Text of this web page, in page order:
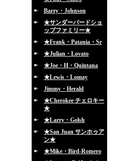
Barry・Johnson
★サンダーバードショ
ップファミリー★
★Frank・Patania・Sr
★Julian・Lovato
★Joe・H・Quintana
★Lewis・Lomay
Jimmy・Herald
★Cherokee チェロキー
★
★Larry・Golsh
★San Juan サンホゥア
ン★
★Mike・Bird-Romero